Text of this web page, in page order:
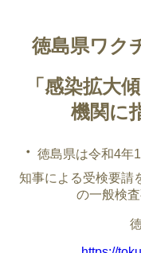
徳島県ワク
「感染拡大
機関に
・ 徳島県は令和4年
知事による受検要請
の一般検
徳